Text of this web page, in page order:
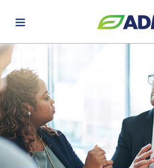
d’ADM
Durabilité
Produit
et
English (United States)
Chinese (Simplified, China)